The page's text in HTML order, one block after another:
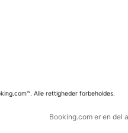
Alle rettigheder forbeholdes.
Booking.com er en del